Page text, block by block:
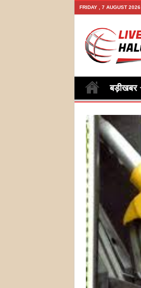
FRIDAY , 7 AUGUST 2026
बड़ीखबर